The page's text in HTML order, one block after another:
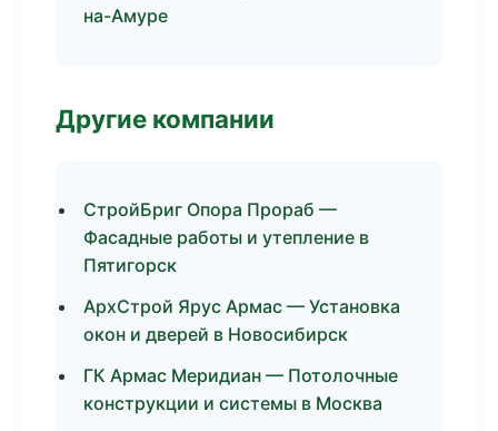
на-Амуре
Другие компании
СтройБриг Опора Прораб —
Фасадные работы и утепление в
Пятигорск
АрхСтрой Ярус Армас — Установка
окон и дверей в Новосибирск
ГК Армас Меридиан — Потолочные
конструкции и системы в Москва